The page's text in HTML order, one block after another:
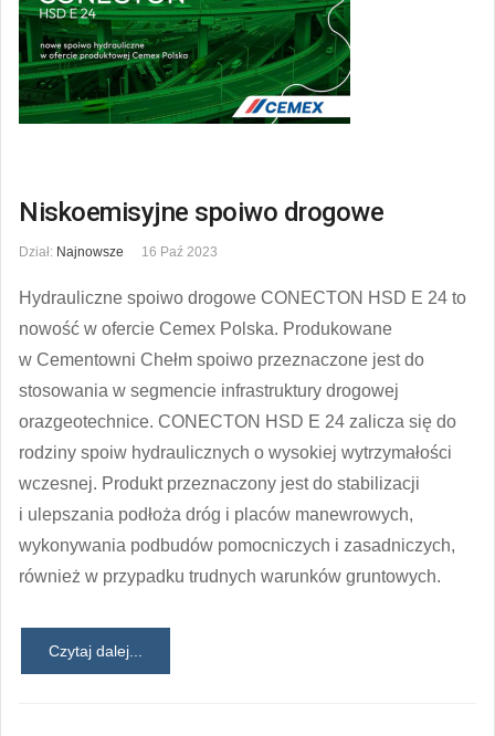
Niskoemisyjne spoiwo drogowe
Dział: Najnowsze 16 Paź 2023
Hydrauliczne spoiwo drogowe CONECTON HSD E 24 to
nowość w ofercie Cemex Polska. Produkowane
w Cementowni Chełm spoiwo przeznaczone jest do
stosowania w segmencie infrastruktury drogowej
orazgeotechnice. CONECTON HSD E 24 zalicza się do
rodziny spoiw hydraulicznych o wysokiej wytrzymałości
wczesnej. Produkt przeznaczony jest do stabilizacji
i ulepszania podłoża dróg i placów manewrowych,
wykonywania podbudów pomocniczych i zasadniczych,
również w przypadku trudnych warunków gruntowych.
Czytaj dalej...